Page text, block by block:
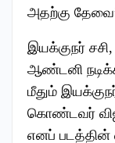
அதற்கு
இயக்குநர் சசி,
ஆண்டனி
மீதும்
கொண்டவர்
எனப் படத்தின்